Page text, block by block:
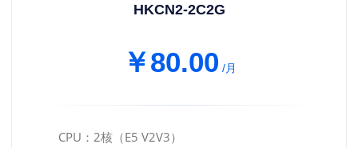
HKCN2-2C2G
￥80.00 /月
CPU：2核（E5 V2V3）